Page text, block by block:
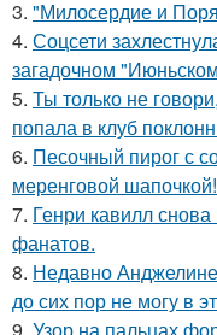
3. "Милосердие и
4. Соцсети
загадочном
5. Ты только не
попала в клуб
6. Песочный пирог с
меренговой шапочкой!
7. Генри кавилл
фанатов.
8. Недавно
до сих пор не могу в